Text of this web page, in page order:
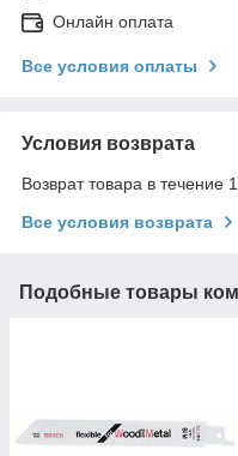
Онлайн оплата
Все условия оплаты
Условия возврата
Возврат товара в течение
Все условия возврата
Подобные товары